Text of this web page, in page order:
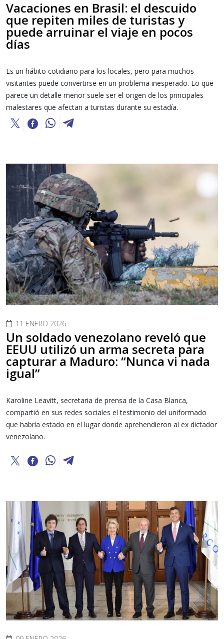
Vacaciones en Brasil: el descuido
que repiten miles de turistas y
puede arruinar el viaje en pocos
días
Es un hábito cotidiano para los locales, pero para muchos
visitantes puede convertirse en un problema inesperado. Lo que
parece un detalle menor suele ser el origen de los principales
malestares que afectan a turistas durante su estadía.
11 ENERO 2026
Un soldado venezolano reveló que
EEUU utilizó un arma secreta para
capturar a Maduro: “Nunca vi nada
igual”
Karoline Leavitt, secretaria de prensa de la Casa Blanca,
compartió en sus redes sociales el testimonio del uniformado
que habría estado en el lugar donde aprehendieron al ex dictador
venezolano.